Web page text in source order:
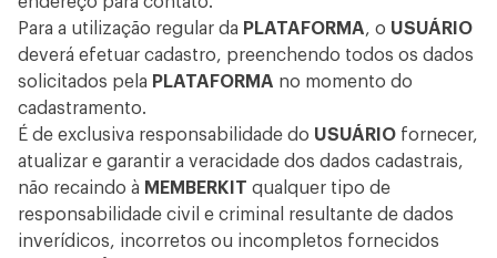
Para a utilização regular da PLATAFORMA, o USUÁRIO
deverá efetuar cadastro, preenchendo todos os dados
solicitados pela PLATAFORMA no momento do
cadastramento.
É de exclusiva responsabilidade do USUÁRIO fornecer,
atualizar e garantir a veracidade dos dados cadastrais,
não recaindo à MEMBERKIT qualquer tipo de
responsabilidade civil e criminal resultante de dados
inverídicos, incorretos ou incompletos fornecidos